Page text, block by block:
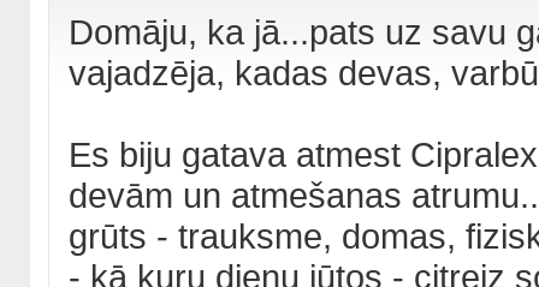
Domāju, ka jā...pats uz savu
vajadzēja, kadas devas,
Es biju gatava atmest
devām un atmešanas
grūts - trauksme, domas,
- kā kuru dienu jūtos - citreiz